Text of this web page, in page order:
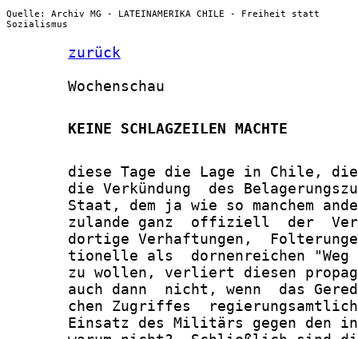
Quelle: Archiv MG - LATEINAMERIKA CHILE - Freiheit statt
Sozialismus
zurück
       Wochenschau
       KEINE SCHLAGZEILEN MACHTE
diese Tage die Lage in Chile,
die Verkündung  des
Staat, dem ja wie so manchem
zulande ganz  offiziell  der
dortige Verhaftungen,
tionelle als  dornenreichen
zu wollen, verliert diesen
auch dann  nicht, wenn  das
chen Zugriffes
Einsatz des Militärs gegen den